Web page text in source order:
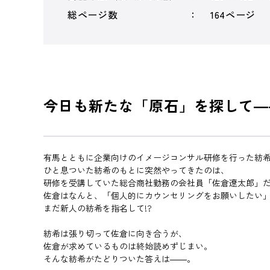
総ページ数
164ページ
今日も新たな「原石」を探して
有馬とともに企業向けのイメージコンサル研修を行った紡希
ひと息ついた紡希のもとに突然やってきたのは、
研修を受講していた総合商社勤務の会社員「佐倉遼太郎」だ
佐倉はなんと、「個人的にカウンセリングをお願いしたい」
まだ新人の紡希を指名して!?
紡希は張り切って佐倉に向き合うが、
佐倉が求めているものは終始読めずじまい。
そんな紡希がたどりついた答えは――。